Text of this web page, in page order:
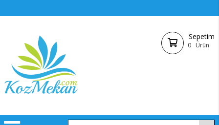
Sepetim
0 Ürün